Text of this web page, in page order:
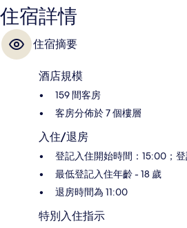
住宿詳情
住宿摘要
酒店規模
159 間客房
客房分佈於 7 個樓層
入住/退房
登記入住開始時間：15:00；
最低登記入住年齡 - 18 歲
退房時間為 11:00
特別入住指示